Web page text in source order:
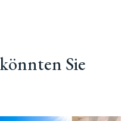
Sie